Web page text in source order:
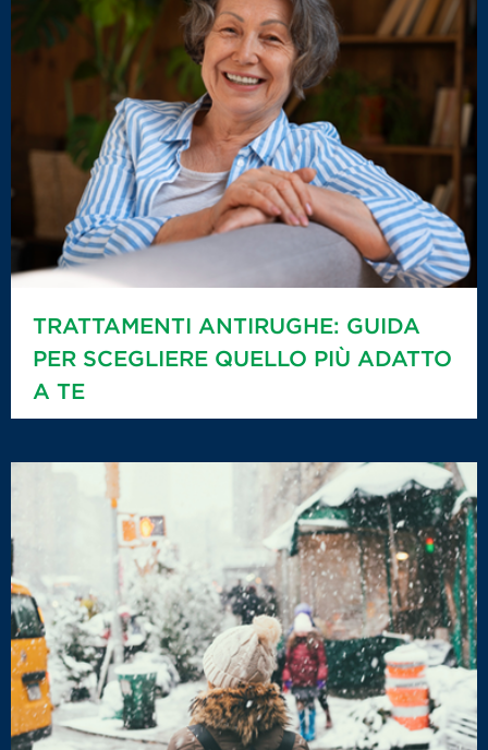
TRATTAMENTI ANTIRUGHE: GUIDA
PER SCEGLIERE QUELLO PIÙ ADATTO
A TE